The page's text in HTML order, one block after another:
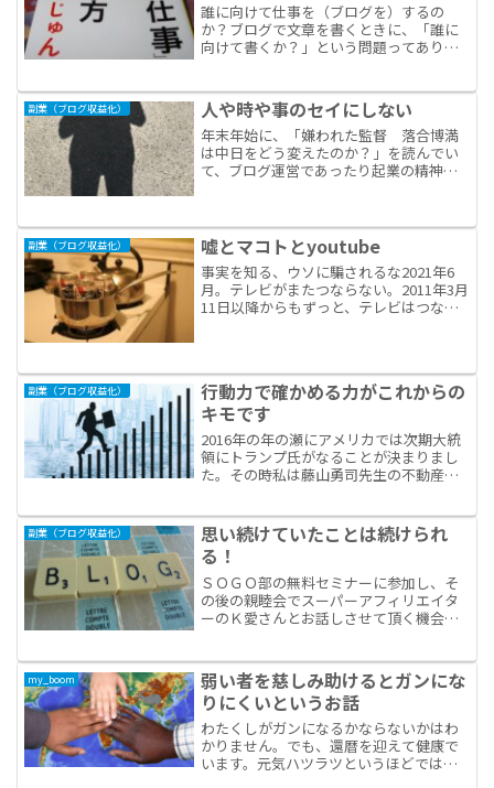
誰に向けて仕事を（ブログを）するの
か？ブログで文章を書くときに、「誰に
向けて書くか？」という問題ってありま
わかっていません。(前回の記事はコチラ
→「ない仕事」の作り方 １)...
副業（ブログ収益化） 人や時や事のセイにしない
年末年始に、「嫌われた監督 落合博満
は中日をどう変えたのか？」を読んでい
て、ブログ運営であったり起業の精神と
ナ、と感じていました。プロ野球のよう
に、練習に練習を重ねて、ピ...
副業（ブログ収益化） 嘘とマコトとyoutube
事実を知る、ウソに騙されるな2021年6
月。テレビがまたつならない。2011年3月
11日以降からもずっと、テレビはつなら
したことがな...
副業（ブログ収益化）
行動力で確かめる力がこれからの
キモです
2016年の年の瀬にアメリカでは次期大統
領にトランプ氏がなることが決まりまし
た。その時私は藤山勇司先生の不動産投
リーマンで投資家で著述家の柴田英寿さ
んの”年収2000万...
副業（ブログ収益化）
思い続けていたことは続けられ
る！
ＳＯＧＯ部の無料セミナーに参加し、そ
の後の親睦会でスーパーアフィリエイタ
ーのＫ愛さんとお話しさせて頂く機会が
ィリエイターさんに疑問を投げかけるよ
うにして、勉強させて頂く...
my_boom
弱い者を慈しみ助けるとガンにな
りにくいというお話
わたくしがガンになるかならないかはわ
かりません。でも、還暦を迎えて健康で
います。元気ハツラツというほどではな